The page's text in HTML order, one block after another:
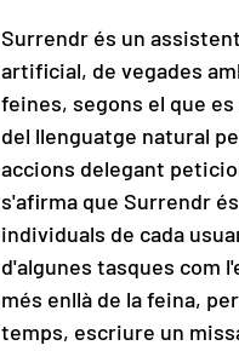
Surrendr és un
artificial, de vegades
feines, segons el que
del llenguatge natural
accions delegant
s'afirma que Surrendr
individuals de cada
d'algunes tasques com
més enllà de la feina,
temps, escriure un